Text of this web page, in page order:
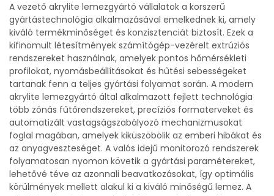
A vezető akrylite lemezgyártó vállalatok a korszerű
gyártástechnológia alkalmazásával emelkednek ki, amely
kiváló termékminőséget és konzisztenciát biztosít. Ezek a
kifinomult létesítmények számítógép-vezérelt extrúziós
rendszereket használnak, amelyek pontos hőmérsékleti
profilokat, nyomásbeállításokat és hűtési sebességeket
tartanak fenn a teljes gyártási folyamat során. A modern
akrylite lemezgyártó által alkalmazott fejlett technológia
több zónás fűtőrendszereket, precíziós formaterveket és
automatizált vastagságszabályozó mechanizmusokat
foglal magában, amelyek kiküszöbölik az emberi hibákat és
az anyagveszteséget. A valós idejű monitorozó rendszerek
folyamatosan nyomon követik a gyártási paramétereket,
lehetővé téve az azonnali beavatkozásokat, így optimális
körülmények mellett alakul ki a kiváló minőségű lemez. A